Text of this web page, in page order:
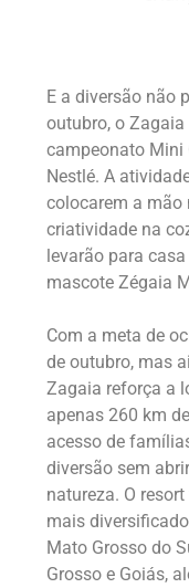
E a diversão não
outubro, o Zagaia
campeonato Mini
Nestlé. A
colocarem a mão
criatividade na
levarão para
mascote Zégaia
Com a meta de
de outubro, mas
Zagaia reforça a
apenas 260 km
acesso de
diversão sem
natureza. O
mais
Mato Grosso do
Grosso e Goiás,